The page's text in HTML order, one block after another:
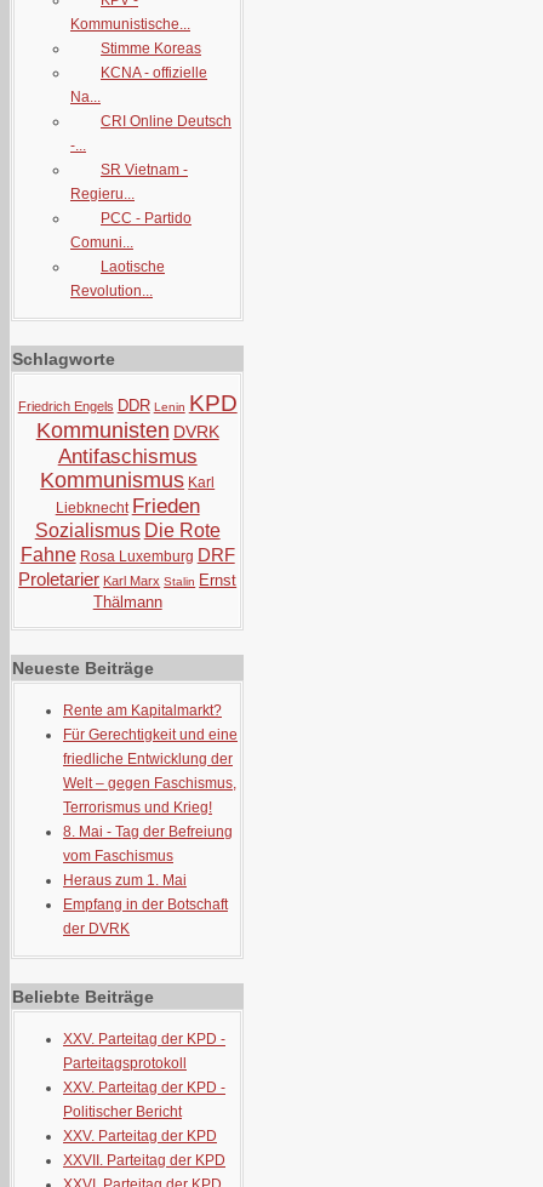
Kommunistische...
Stimme Koreas
KCNA - offizielle
Na...
CRI Online Deutsch
-...
SR Vietnam -
Regieru...
PCC - Partido
Comuni...
Laotische
Revolution...
Schlagworte
Friedrich Engels DDR Lenin KPD
Kommunisten DVRK
Antifaschismus
Kommunismus Karl
Liebknecht Frieden
Sozialismus Die Rote
Fahne Rosa Luxemburg DRF
Proletarier Karl Marx Stalin Ernst
Thälmann
Neueste Beiträge
Rente am Kapitalmarkt?
Für Gerechtigkeit und eine
friedliche Entwicklung der
Welt – gegen Faschismus,
Terrorismus und Krieg!
8. Mai - Tag der Befreiung
vom Faschismus
Heraus zum 1. Mai
Empfang in der Botschaft
der DVRK
Beliebte Beiträge
XXV. Parteitag der KPD -
Parteitagsprotokoll
XXV. Parteitag der KPD -
Politischer Bericht
XXV. Parteitag der KPD
XXVII. Parteitag der KPD